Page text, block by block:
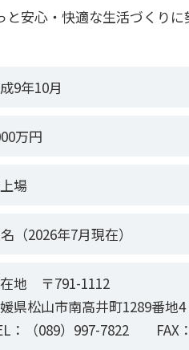
安心・快適な生活づくりに
9年10月
万円
場
（2026年7月現在）
地 〒791-1112
県松山市南高井町1289番地4
：
（089）997-7822 FAX